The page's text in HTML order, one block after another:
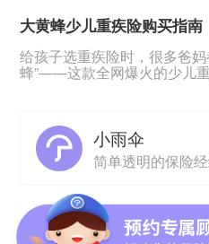
重疾险里的性价比王
比整理，给大家挑出成人重疾
的3款产品，适合各种预算、
的人群。&nbsp;如果你打算
果你带病投保，或者预算紧张
能满足你的需求。
大黄蜂少儿重疾险购买指南
给孩子选重疾险时，很多爸妈
蜂”——这款全网爆火的少儿
经纪是定制方，这家公司靠谱
不会麻烦？今天就来一一拆
让你给娃买保险时心里有底
重疾险分两个核心版本：Ø
小雨伞
简单透明的保险